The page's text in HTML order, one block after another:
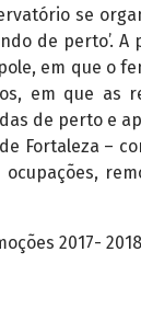
se
de perto’.
em que o
em que as
de perto e
Fortaleza –
2017- 2018